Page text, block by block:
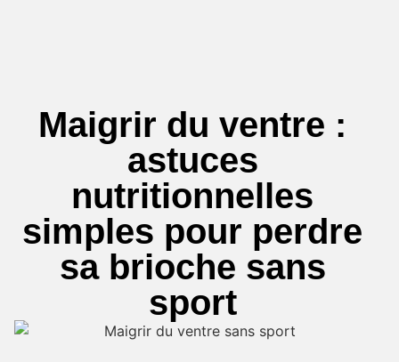
Maigrir du ventre :
astuces
nutritionnelles
simples pour perdre
sa brioche sans
sport